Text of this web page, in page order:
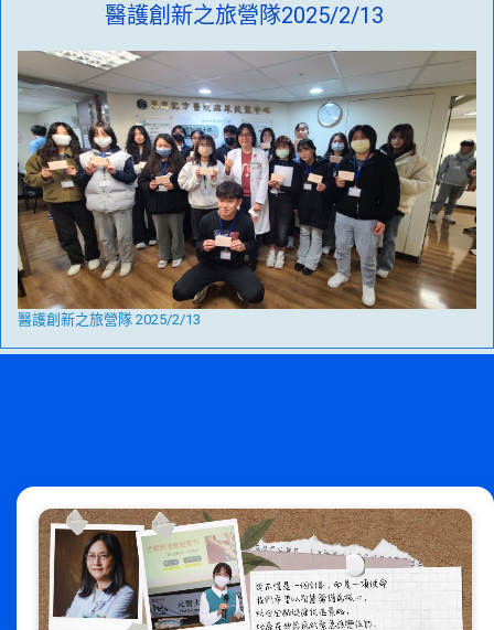
醫護創新之旅營隊2025/2/13
醫護創新之旅營隊 2025/2/13